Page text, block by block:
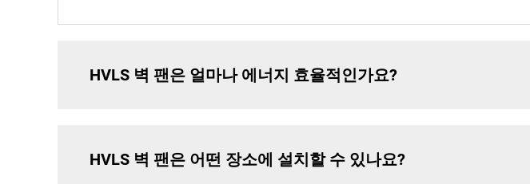
HVLS 벽 팬은 얼마나 에너지 효율적인가요?
HVLS 벽 팬은 어떤 장소에 설치할 수 있나요?